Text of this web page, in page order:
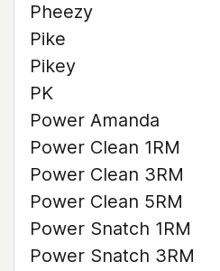
Pheezy
Pike
Pikey
PK
Power Amanda
Power Clean 1RM
Power Clean 3RM
Power Clean 5RM
Power Snatch 1RM
Power Snatch 3RM